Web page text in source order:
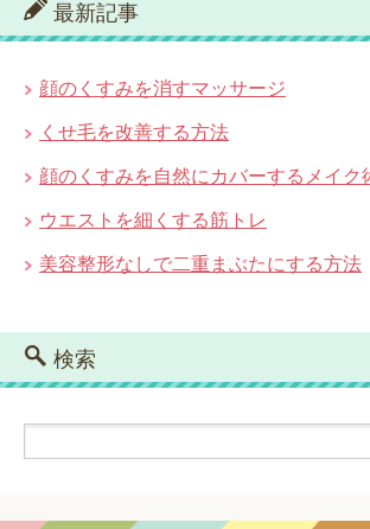
最新記事
顔のくすみを消すマッサージ
くせ毛を改善する方法
顔のくすみを自然にカバーするメイク
ウエストを細くする筋トレ
美容整形なしで二重まぶたにする方法
検索